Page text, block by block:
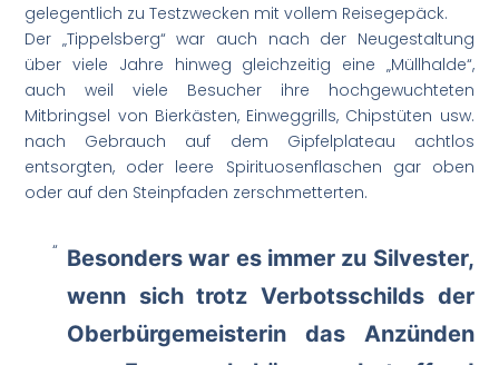
gelegentlich zu Testzwecken mit vollem Reisegepäck.
Der „Tippelsberg“ war auch nach der Neugestaltung
über viele Jahre hinweg gleichzeitig eine „Müllhalde“,
auch weil viele Besucher ihre hochgewuchteten
Mitbringsel von Bierkästen, Einweggrills, Chipstüten usw.
nach Gebrauch auf dem Gipfelplateau achtlos
entsorgten, oder leere Spirituosenflaschen gar oben
oder auf den Steinpfaden zerschmetterten.
Besonders war es immer zu Silvester,
wenn sich trotz Verbotsschilds der
Oberbürgemeisterin das Anzünden